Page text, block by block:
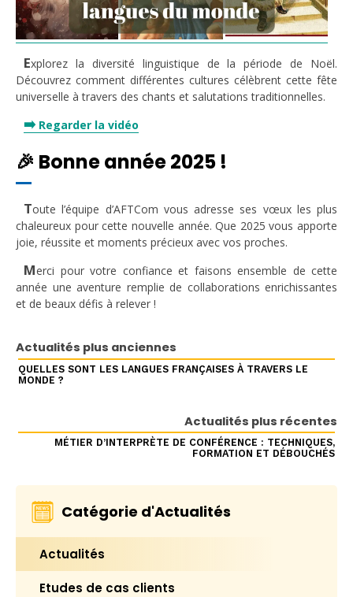
Explorez la diversité linguistique de la période de Noël.
Découvrez comment différentes cultures célèbrent cette fête
universelle à travers des chants et salutations traditionnelles.
➡️ Regarder la vidéo
🎉 Bonne année 2025 !
Toute l’équipe d’AFTCom vous adresse ses vœux les plus
chaleureux pour cette nouvelle année. Que 2025 vous apporte
joie, réussite et moments précieux avec vos proches.
Merci pour votre confiance et faisons ensemble de cette
année une aventure remplie de collaborations enrichissantes
et de beaux défis à relever !
Actualités plus anciennes
QUELLES SONT LES LANGUES FRANÇAISES À TRAVERS LE
MONDE ?
Actualités plus récentes
MÉTIER D’INTERPRÈTE DE CONFÉRENCE : TECHNIQUES,
FORMATION ET DÉBOUCHÉS
Catégorie d'Actualités
Actualités
Etudes de cas clients